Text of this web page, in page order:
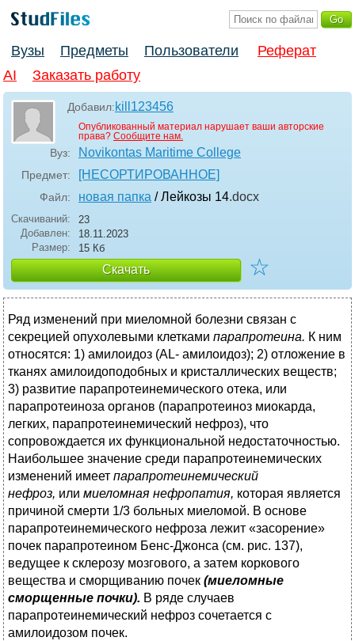
Вузы Предметы Пользователи
Реферат
AI
Заказать работу
Добавил:kill123456
Опубликованный материал нарушает ваши авторские
права? Сообщите нам.
Вуз: Novikontas Maritime College
Предмет: [НЕСОРТИРОВАННОЕ]
Файл: новая папка / Лейкозы 14.docx
Скачиваний:
23
Добавлен:
18.11.2023
Размер:
15 Кб
Скачать ☆
Ряд изменений при миеломной болезни связан с
секрецией опухолевыми клетками парапротеина. К ним
относятся: 1) амилоидоз (AL- амилоидоз); 2) отложение в
тканях амилоидоподобных и кристаллических веществ;
3) развитие парапротеинемического отека, или
парапротеиноза органов (парапротеиноз миокарда,
легких, парапротеинемический нефроз), что
сопровождается их функциональной недостаточностью.
Наибольшее значение среди парапротеинемических
изменений имеет парапротеинемический
нефроз, или миеломная нефропатия, которая является
причиной смерти 1/3 больных миеломой. В основе
парапротеинемического нефроза лежит «засорение»
почек парапротеином Бенс-Джонса (см. рис. 137),
ведущее к склерозу мозгового, а затем коркового
вещества и сморщиванию почек (миеломные
сморщенные почки). В ряде случаев
парапротеинемический нефроз сочетается с
амилоидозом почек.